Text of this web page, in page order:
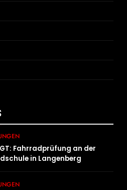
Fahrradprüfung an der
in Langenberg